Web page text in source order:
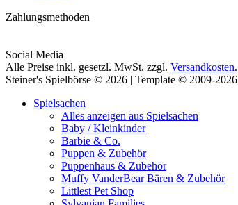
Zahlungsmethoden
Social Media
Alle Preise inkl. gesetzl. MwSt. zzgl. Versandkosten
Steiner's Spielbörse © 2026 | Template © 2009-
Spielsachen
Alles anzeigen aus Spielsachen
Baby / Kleinkinder
Barbie & Co.
Puppen & Zubehör
Puppenhaus & Zubehör
Muffy VanderBear Bären & Zubehör
Littlest Pet Shop